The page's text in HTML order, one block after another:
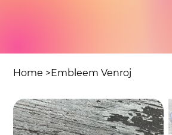
Home >Embleem Venroj